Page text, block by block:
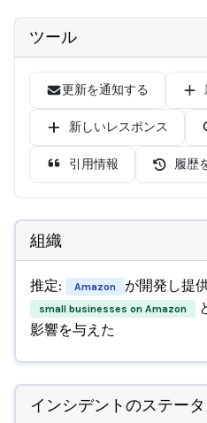
ツール
更新を通知する
新しいレスポンス
引用情報 履歴
組織
推定: Amazon が開発し提
small businesses on Amazon
影響を与えた
インシデントのステー